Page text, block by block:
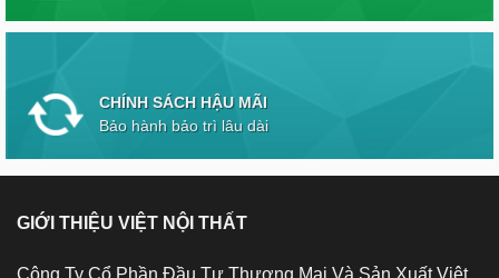
CHÍNH SÁCH HẬU MÃI
Bảo hành bảo trì lâu dài
GIỚI THIỆU VIỆT NỘI THẤT
Công Ty Cổ Phần Đầu Tư Thương Mại Và Sản Xuất Việt